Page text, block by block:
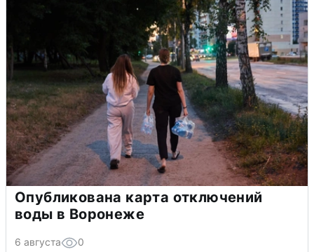
Опубликована карта отключений
воды в Воронеже
6 августа 0